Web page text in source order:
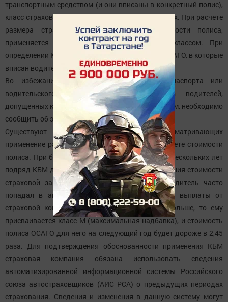
транспортным средством (и они вписаны в конкретный полис),
класс страхования присваивается каждому из них. При расчете
размера страховой премии, то есть стоимости полиса,
применяется КБМ водителя с наихудшим классом. При
определении КБМ учитываются все договоры ОСАГО, в которые
вписан водитель.
Во избежание недоразумений при смене паспорта или
водительского удостоверения кем-либо из водителей,
допущенных к управлению ТС, либо собственником, необходимо
сообщить об этом страховой компании.
Существуют 15 классов страхования, предусматривающих
применение разных надбавок и скидок при расчете стоимости
полиса. При безаварийной езде на протяжении нескольких лет
подряд КБМ даёт возможность реального снижения стоимости
страховой защиты - в два раза. Но если водитель часто
попадал в аварии и получал в течение года выплаты от
страховой компании четыре раза или даже больше, то ему
присваивается класс М (максимальная надбавка), и стоимость
полиса ОСАГО для него на следующий год будет дороже в 2,45
раза. Для подтверждения обоснованности применения КБМ
страховая компания обязана использовать сведения
автоматизированной информационной системы Российского
союза автостраховщиков (АИС РСА) о предыдущих периодах
страхования. Сведения и изменения в данную систему могут